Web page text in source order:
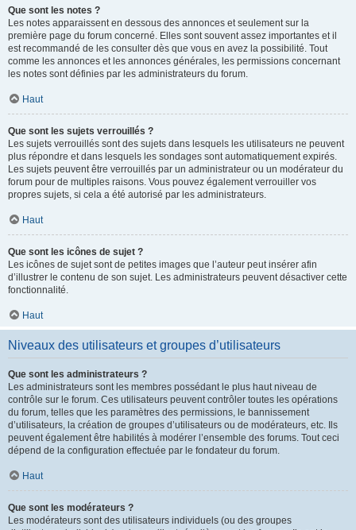
Que sont les notes ?
Les notes apparaissent en dessous des annonces et seulement sur la
première page du forum concerné. Elles sont souvent assez importantes et il
est recommandé de les consulter dès que vous en avez la possibilité. Tout
comme les annonces et les annonces générales, les permissions concernant
les notes sont définies par les administrateurs du forum.
Haut
Que sont les sujets verrouillés ?
Les sujets verrouillés sont des sujets dans lesquels les utilisateurs ne peuvent
plus répondre et dans lesquels les sondages sont automatiquement expirés.
Les sujets peuvent être verrouillés par un administrateur ou un modérateur du
forum pour de multiples raisons. Vous pouvez également verrouiller vos
propres sujets, si cela a été autorisé par les administrateurs.
Haut
Que sont les icônes de sujet ?
Les icônes de sujet sont de petites images que l’auteur peut insérer afin
d’illustrer le contenu de son sujet. Les administrateurs peuvent désactiver cette
fonctionnalité.
Haut
Niveaux des utilisateurs et groupes d’utilisateurs
Que sont les administrateurs ?
Les administrateurs sont les membres possédant le plus haut niveau de
contrôle sur le forum. Ces utilisateurs peuvent contrôler toutes les opérations
du forum, telles que les paramètres des permissions, le bannissement
d’utilisateurs, la création de groupes d’utilisateurs ou de modérateurs, etc. Ils
peuvent également être habilités à modérer l’ensemble des forums. Tout ceci
dépend de la configuration effectuée par le fondateur du forum.
Haut
Que sont les modérateurs ?
Les modérateurs sont des utilisateurs individuels (ou des groupes